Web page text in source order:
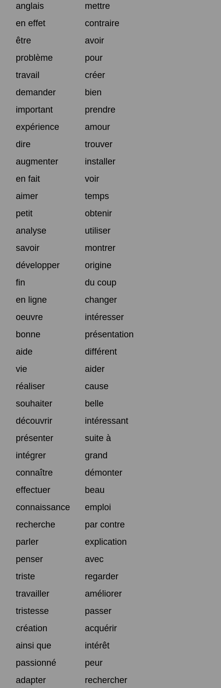
anglais
mettre
en effet
contraire
être
avoir
problème
pour
travail
créer
demander
bien
important
prendre
expérience
amour
dire
trouver
augmenter
installer
en fait
voir
aimer
temps
petit
obtenir
analyse
utiliser
savoir
montrer
développer
origine
fin
du coup
en ligne
changer
oeuvre
intéresser
bonne
présentation
aide
différent
vie
aider
réaliser
cause
souhaiter
belle
découvrir
intéressant
présenter
suite à
intégrer
grand
connaître
démonter
effectuer
beau
connaissance
emploi
recherche
par contre
parler
explication
penser
avec
triste
regarder
travailler
améliorer
tristesse
passer
création
acquérir
ainsi que
intérêt
passionné
peur
adapter
rechercher